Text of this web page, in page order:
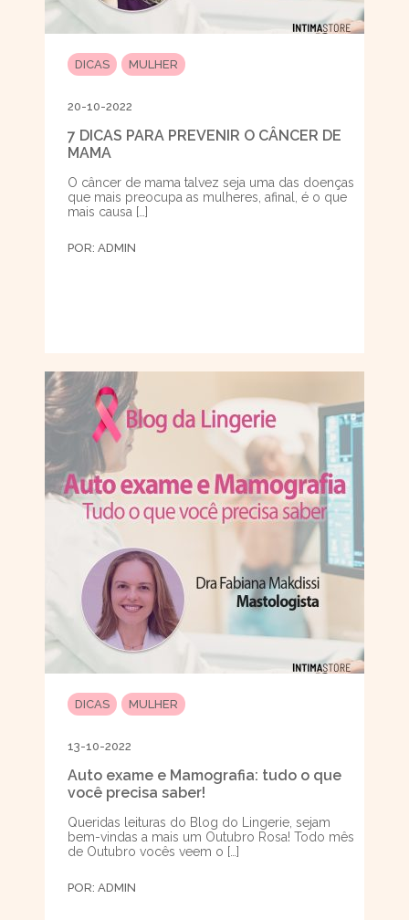
DICAS MULHER
20-10-2022
7 DICAS PARA PREVENIR O CÂNCER DE
MAMA
O câncer de mama talvez seja uma das doenças
que mais preocupa as mulheres, afinal, é o que
mais causa […]
POR: ADMIN
DICAS MULHER
13-10-2022
Auto exame e Mamografia: tudo o que
você precisa saber!
Queridas leituras do Blog do Lingerie, sejam
bem-vindas a mais um Outubro Rosa! Todo mês
de Outubro vocês veem o […]
POR: ADMIN